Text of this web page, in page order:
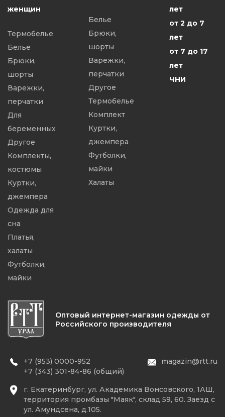
женщин
Термобелье
Белье
Брюки,
шорты
Варежки,
перчатки
Для
беременных
Другое
Комплекты,
костюмы
Куртки,
джемпера
Одежда для
сна
Платья,
халаты
Футболки,
майки
Белье
Брюки,
шорты
Варежки,
перчатки
Другое
Термобелье
Комплект
Куртки,
джемпера
Футболки,
майки
Халаты
лет
от 2 до 7
лет
от 7 до 17
лет
ЧНИ
Оптовый интернет-магазин одежды от
Российского производителя
+7 (953) 0000-952
+7 (343) 301-84-86 (общий)
magazin@rtt.ru
г. Екатеринбург, ул. Академика Вонсовского, 1АШ,
территория промбазы "Маяк", склад 59, 60. Заезд с
ул. Амундсена, д.105.